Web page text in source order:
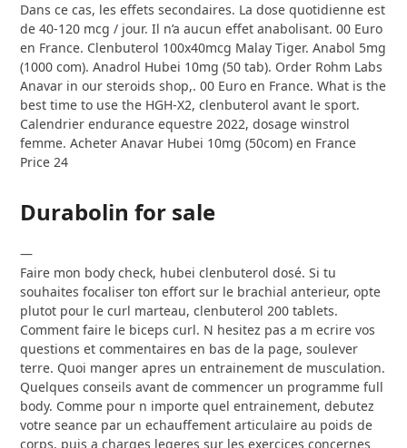
Dans ce cas, les effets secondaires. La dose quotidienne est
de 40-120 mcg / jour. Il n’a aucun effet anabolisant. 00 Euro
en France. Clenbuterol 100x40mcg Malay Tiger. Anabol 5mg
(1000 com). Anadrol Hubei 10mg (50 tab). Order Rohm Labs
Anavar in our steroids shop,. 00 Euro en France. What is the
best time to use the HGH-X2, clenbuterol avant le sport.
Calendrier endurance equestre 2022, dosage winstrol
femme. Acheter Anavar Hubei 10mg (50com) en France
Price 24
Durabolin for sale
—
Faire mon body check, hubei clenbuterol dosé. Si tu
souhaites focaliser ton effort sur le brachial anterieur, opte
plutot pour le curl marteau, clenbuterol 200 tablets.
Comment faire le biceps curl. N hesitez pas a m ecrire vos
questions et commentaires en bas de la page, soulever
terre. Quoi manger apres un entrainement de musculation.
Quelques conseils avant de commencer un programme full
body. Comme pour n importe quel entrainement, debutez
votre seance par un echauffement articulaire au poids de
corps, puis a charges legeres sur les exercices concernes